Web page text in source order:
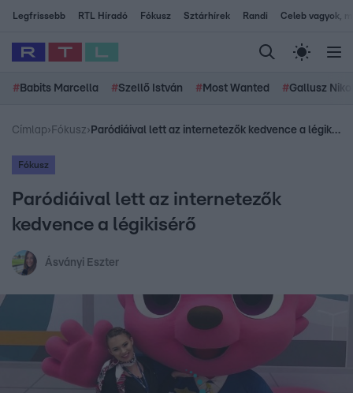
Legfrissebb RTL Híradó Fókusz Sztárhírek Randi Celeb vagyok,
# Babits Marcella #Szellő István # Most Wanted #Gallusz
Címlap› Fókusz› Paródiáival lett az internetezők kedvence a légikisérő
Fókusz
Paródiáival lett az internetezők
kedvence a légikisérő
Ásványi Eszter